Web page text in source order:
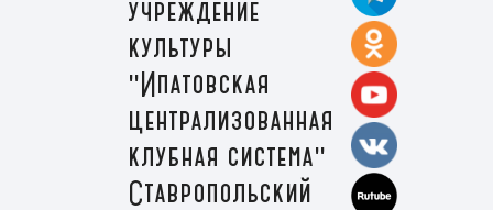
учреждение
культуры
"Ипатовская
централизованная
клубная система"
Ставропольский